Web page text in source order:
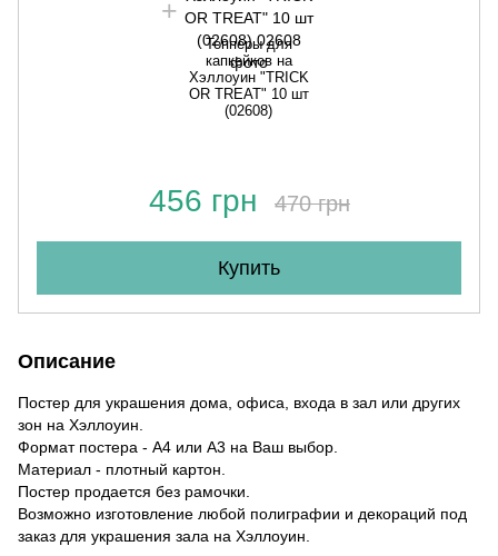
Топперы для
капкейков на
Хэллоуин "TRICK
OR TREAT" 10 шт
(02608)
456 грн 470 грн
Купить
Описание
Постер для украшения дома, офиса, входа в зал или других
зон на Хэллоуин.
Формат постера - А4 или А3 на Ваш выбор.
Материал - плотный картон.
Постер продается без рамочки.
Возможно изготовление любой полиграфии и декораций под
заказ для украшения зала на Хэллоуин.